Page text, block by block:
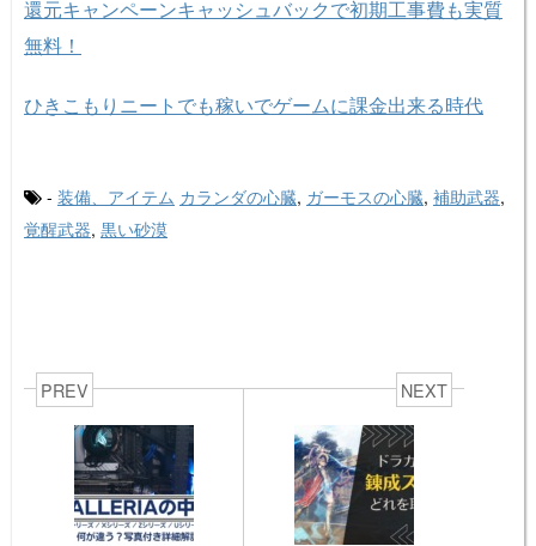
還元キャンペーンキャッシュバックで初期工事費も実質
無料！
ひきこもりニートでも稼いでゲームに課金出来る時代
- 装備、アイテム カランダの心臓, ガーモスの心臓, 補助武器,
覚醒武器, 黒い砂漠
PREV NEXT